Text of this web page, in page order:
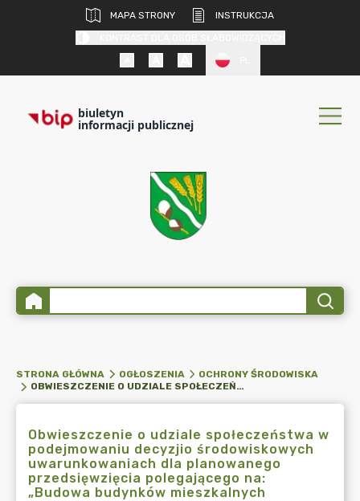
MAPA STRONY
INSTRUKCJA
biuletyn
informacji publicznej
STRONA GŁÓWNA OGŁOSZENIA
OCHRONY ŚRODOWISKA
OBWIESZCZENIE O UDZIALE SPOŁECZEŃSTWA W PODEJMOWANIU DECYZJIO ŚRODOWISKOWYCH UWARUNKOWANIACH DLA PLANOWANEGO PRZEDSIĘWZIĘCIA POLEGAJĄCEGO NA: „BUDOWA BUDYNKÓW MIESZKALNYCH JEDNORODZINNYCH NA TERENIE POŁOŻONYM W MIEJSCOWOŚCI MNISZKI, OZNACZONYM W EWIDENCJI GRUNTÓW JAKO DZIAŁKA NR 207, OBRĘB MNISZKI, GMINA SKULSK”.
Obwieszczenie o udziale społeczeństwa w
podejmowaniu decyzjio środowiskowych
uwarunkowaniach dla planowanego
przedsięwzięcia polegającego na:
„Budowa budynków mieszkalnych